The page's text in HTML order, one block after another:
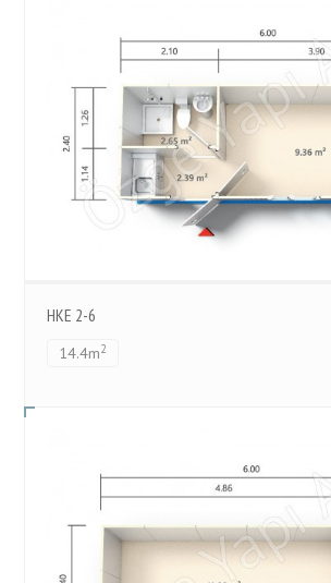
HKE 2-6
14.4m2